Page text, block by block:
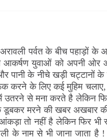
पर्वत के बीच पहाड़ों
आकर्षण युवाओं को अपनी ओर
के नीचे खड़ी चट्टानों के
करने के लिए कई मुहिम चलाए,
में उतरने से मना करते है लेकिन
मरने की खबर अखबार की
तो नहीं है लेकिन फिर भी
के नाम से भी जाना जाता है